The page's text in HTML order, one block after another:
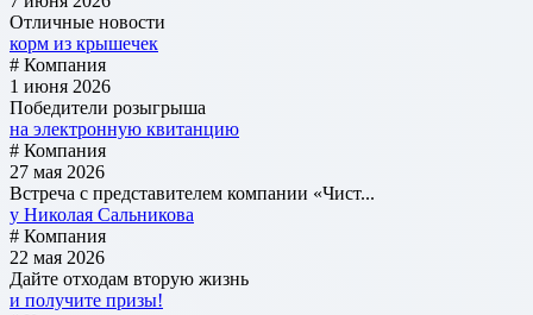
Отличные новости
корм из крышечек
# Компания
1 июня 2026
Победители розыгрыша
на электронную квитанцию
# Компания
27 мая 2026
Встреча с представителем компании «Чист...
у Николая Сальникова
# Компания
22 мая 2026
Дайте отходам вторую жизнь
и получите призы!